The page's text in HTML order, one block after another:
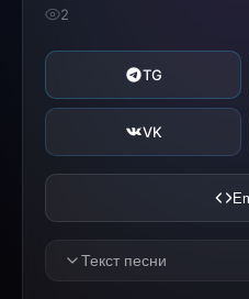
2
TG
VK
Текст песни